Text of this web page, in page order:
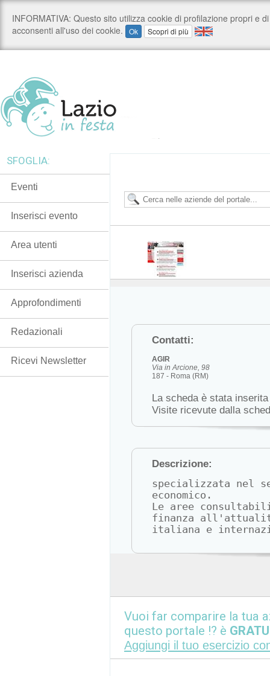
Contatti:
AGIR
Via in Arcione, 98
187 - Roma (RM)
La scheda è stata
Visite ricevute dalla
Descrizione:
specializzata nel
economico.
Le aree
finanza
Vuoi far comparire la tua
questo portale !? è
Aggiungi il tuo esercizio
SFOGLIA:
Eventi
Inserisci evento
Area utenti
Inserisci azienda
Approfondimenti
Redazionali
Ricevi Newsletter